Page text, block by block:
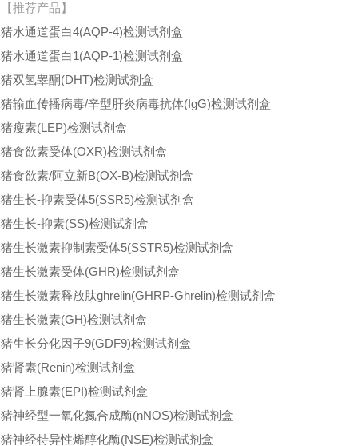
【推荐产品】
猪水通道蛋白4(AQP-4)检测试剂盒
猪水通道蛋白1(AQP-1)检测试剂盒
猪双氢睾酮(DHT)检测试剂盒
猪输血传播病毒/辛型肝炎病毒抗体(IgG)检测试剂盒
猪瘦素(LEP)检测试剂盒
猪食欲素受体(OXR)检测试剂盒
猪食欲素/阿立新B(OX-B)检测试剂盒
猪生长-抑素受体5(SSR5)检测试剂盒
猪生长-抑素(SS)检测试剂盒
猪生长激素抑制素受体5(SSTR5)检测试剂盒
猪生长激素受体(GHR)检测试剂盒
猪生长激素释放肽ghrelin(GHRP-Ghrelin)检测试剂盒
猪生长激素(GH)检测试剂盒
猪生长分化因子9(GDF9)检测试剂盒
猪肾素(Renin)检测试剂盒
猪肾上腺素(EPI)检测试剂盒
猪神经型一氧化氮合成酶(nNOS)检测试剂盒
猪神经特异性烯醇化酶(NSE)检测试剂盒